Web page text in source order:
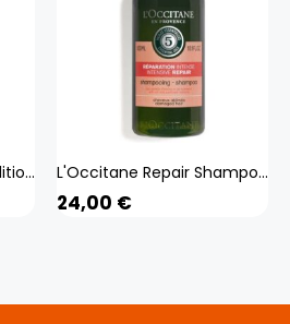
Sacha Juan Silver Conditioner (weiss 250 ml) Beauty, Haare L'Occitane Repair Shampoo (weiss 300 ml) Beauty, Haare
24,00 €